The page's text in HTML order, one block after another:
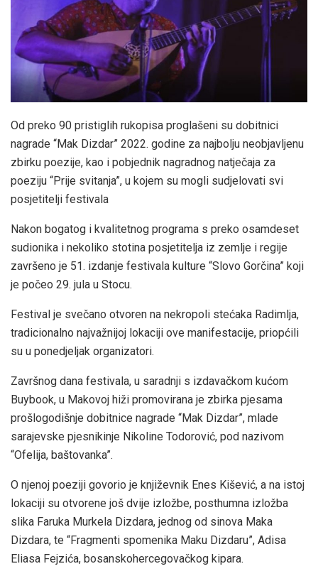
Od preko 90 pristiglih rukopisa proglašeni su dobitnici
nagrade “Mak Dizdar” 2022. godine za najbolju neobjavljenu
zbirku poezije, kao i pobjednik nagradnog natječaja za
poeziju “Prije svitanja”, u kojem su mogli sudjelovati svi
posjetitelji festivala
Nakon bogatog i kvalitetnog programa s preko osamdeset
sudionika i nekoliko stotina posjetitelja iz zemlje i regije
završeno je 51. izdanje festivala kulture “Slovo Gorčina” koji
je počeo 29. jula u Stocu.
Festival je svečano otvoren na nekropoli stećaka Radimlja,
tradicionalno najvažnijoj lokaciji ove manifestacije, priopćili
su u ponedjeljak organizatori.
Završnog dana festivala, u saradnji s izdavačkom kućom
Buybook, u Makovoj hiži promovirana je zbirka pjesama
prošlogodišnje dobitnice nagrade “Mak Dizdar”, mlade
sarajevske pjesnikinje Nikoline Todorović, pod nazivom
“Ofelija, baštovanka”.
O njenoj poeziji govorio je književnik Enes Kišević, a na istoj
lokaciji su otvorene još dvije izložbe, posthumna izložba
slika Faruka Murkela Dizdara, jednog od sinova Maka
Dizdara, te “Fragmenti spomenika Maku Dizdaru”, Adisa
Eliasa Fejzića, bosanskohercegovačkog kipara.